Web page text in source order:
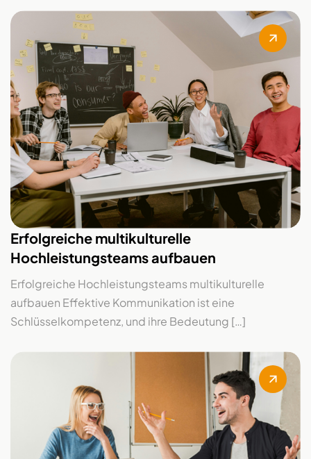
Erfolgreiche multikulturelle
Hochleistungsteams aufbauen
Erfolgreiche Hochleistungsteams multikulturelle
aufbauen Effektive Kommunikation ist eine
Schlüsselkompetenz, und ihre Bedeutung […]